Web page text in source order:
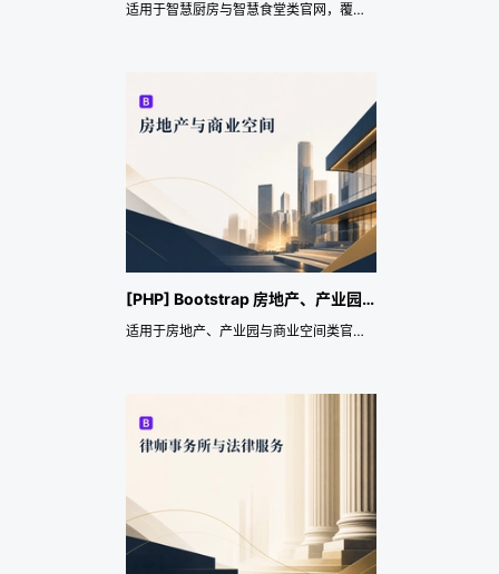
适用于智慧厨房与智慧食堂类官网，覆盖智慧厨房、智慧食堂、明厨亮灶、团餐运营、中央厨房数字化、后厨设备联网、菜品留样、食安巡检和就餐数据服务企业等应用场景。主题重点提供响应式页面、预约咨询或留言询盘、前端多语言、SEO 与网站数据结构化、行业演示数据导入和展示风格配置，便于快速搭建专业官网，并持续承载品牌展示、服务或产品介绍、案例背书、资讯运营和长期获客转化。
[PHP] Bootstrap 房地产、产业园与商业空间企业官网主题
适用于房地产、产业园与商业空间类官网，覆盖房地产项目、产业园区、商业空间、写字楼招商、厂房租售、样板空间、区位价值展示和预约看房咨询等应用场景。主题重点提供响应式页面、预约咨询或留言询盘、前端多语言、SEO 与网站数据结构化、行业演示数据导入和展示风格配置，便于快速搭建专业官网，并持续承载品牌展示、服务或产品介绍、案例背书、资讯运营和长期获客转化。